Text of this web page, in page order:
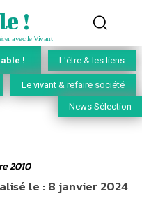
!
avec le Vivant
! L'être & les liens
Le vivant & refaire société
News Sélection
2010
le :8 janvier 2024